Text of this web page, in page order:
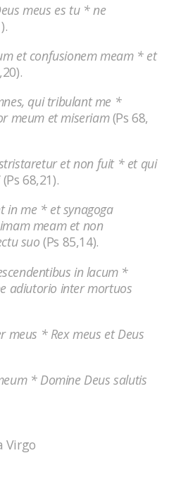
meus es tu * ne
et confusionem meam * et
qui tribulant me *
meum et miseriam(Ps 68,
et non fuit * et qui
(Ps 68,21).
in me * et synagoga
meam et non
suo(Ps 85,14).
in lacum *
adiutorio inter mortuos
meus * Rex meus et Deus
* Domine Deus salutis
Virgo